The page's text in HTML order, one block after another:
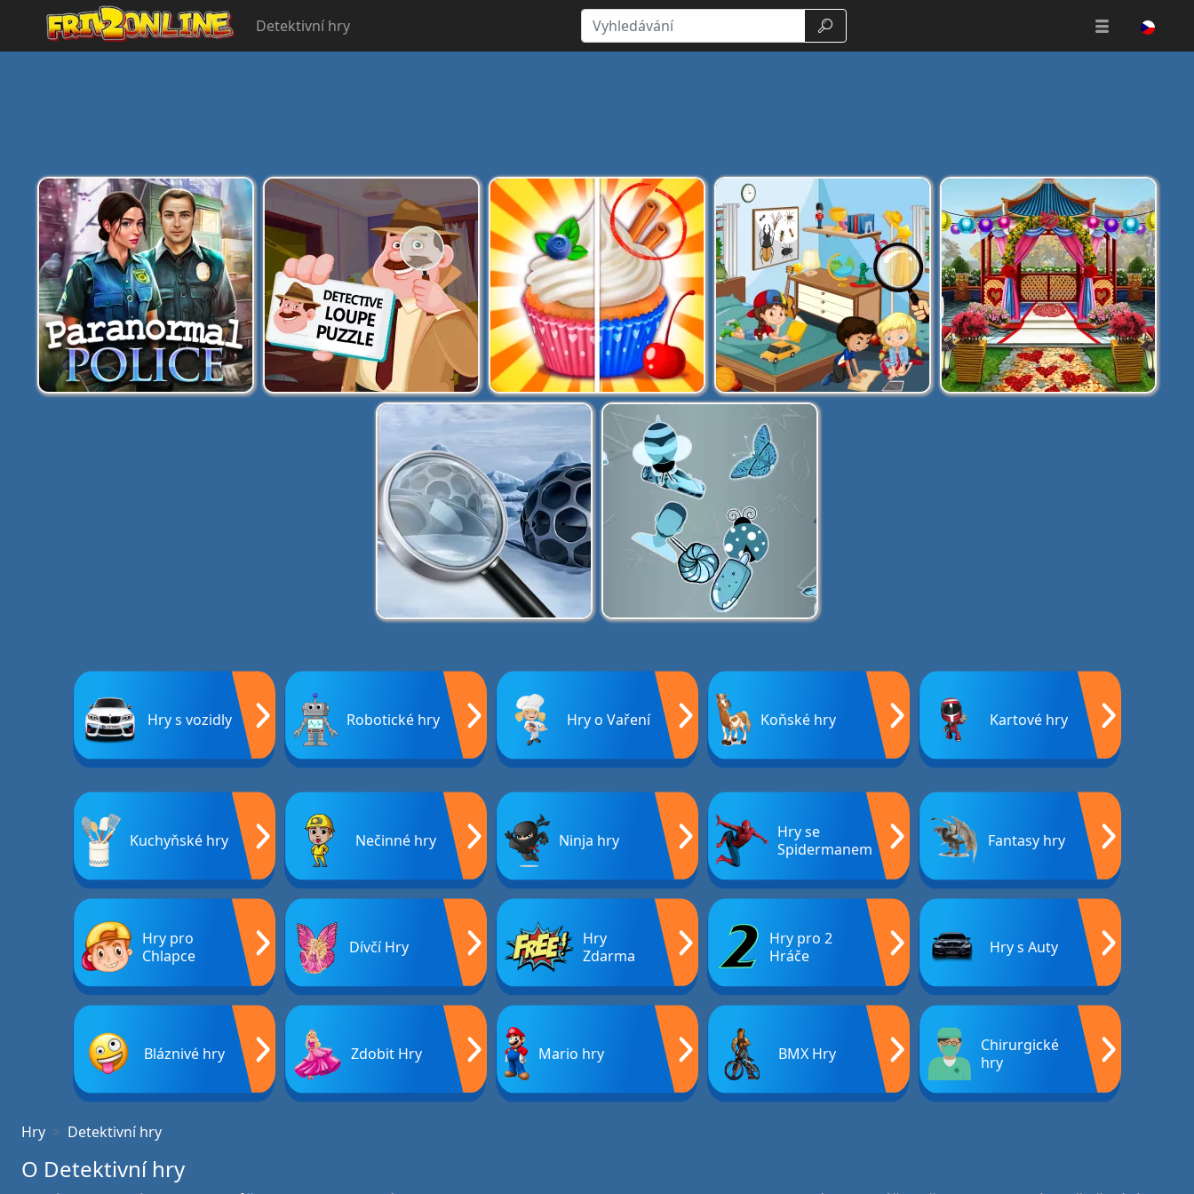
Detektivní hry Vyhledávání
Hry s vozidly Robotické hry Hry o Vaření Koňské hry Kartové hry
Kuchyňské hry Nečinné hry Ninja hry
Hry se
Spidermanem
Fantasy hry
Hry pro
Chlapce
Dívčí Hry
Hry
Zdarma
Hry pro 2
Hráče
Hry s Auty
Bláznivé hry Zdobit Hry Mario hry BMX Hry
Chirurgické
hry
Hry Detektivní hry
O Detektivní hry